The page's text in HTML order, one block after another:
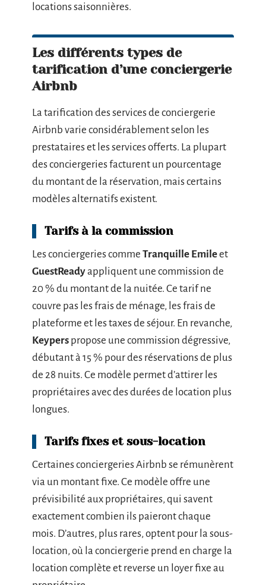
locations saisonnières.
Les différents types de
tarification d’une conciergerie
Airbnb
La tarification des services de conciergerie
Airbnb varie considérablement selon les
prestataires et les services offerts. La plupart
des conciergeries facturent un pourcentage
du montant de la réservation, mais certains
modèles alternatifs existent.
Tarifs à la commission
Les conciergeries comme Tranquille Emileet
GuestReadyappliquent une commission de
20 % du montant de la nuitée. Ce tarif ne
couvre pas les frais de ménage, les frais de
plateforme et les taxes de séjour. En revanche,
Keypers propose une commission dégressive,
débutant à 15 % pour des réservations de plus
de 28 nuits. Ce modèle permet d’attirer les
propriétaires avec des durées de location plus
longues.
Tarifs fixes et sous-location
Certaines conciergeries Airbnb se rémunèrent
via un montant fixe. Ce modèle offre une
prévisibilité aux propriétaires, qui savent
exactement combien ils paieront chaque
mois. D’autres, plus rares, optent pour la sous-
location, où la conciergerie prend en charge la
location complète et reverse un loyer fixe au